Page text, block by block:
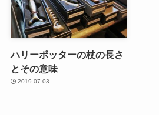
ハリーポッターの杖の長さ
とその意味
2019-07-03